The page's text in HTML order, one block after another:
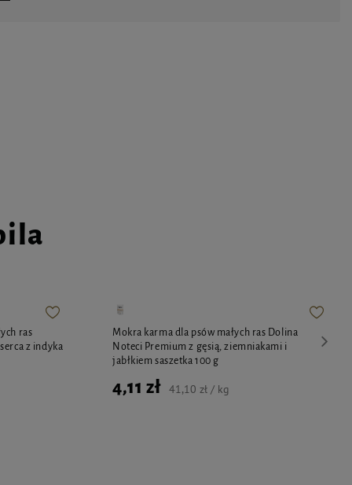
ras
z indyka
Mokra karma dla psów małych ras Dolina
Noteci Premium z gęsią, ziemniakami i
jabłkiem saszetka 100 g
4,11 zł 41,10 zł / kg